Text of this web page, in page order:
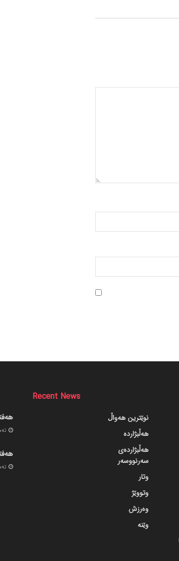
نوێترین هەواڵ
هەڵبژاردە
هەڵبژاردەی
سەرنووسەر
وتار
وتووێژ
وەرزش
وێنە
Recent News